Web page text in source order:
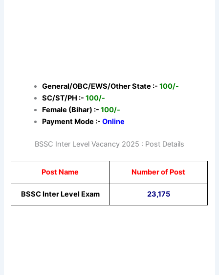
General/OBC/EWS/Other State :-100/-
SC/ST/PH :- 100/-
Female (Bihar) :-100/-
Payment Mode :-Online
BSSC Inter Level Vacancy 2025 : Post Details
Post Name Number of Post
BSSC Inter Level Exam 23,175